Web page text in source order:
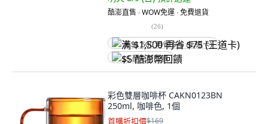
酷澎直售 ∙ WOW免運 ∙ 免費退貨
(26)
满 $1,500 再省 $75 (王道卡)
$5 酷澎幣回饋
彩色雙層咖啡杯 CAKN0123BN
250ml, 咖啡色, 1個
首購折扣價$169